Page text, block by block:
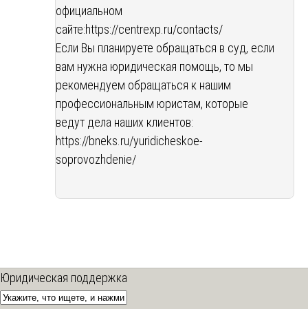
официальном
сайте:https://centrexp.ru/contacts/
Если Вы планируете обращаться в суд, если
вам нужна юридическая помощь, то мы
рекомендуем обращаться к нашим
профессиональным юристам, которые
ведут дела наших клиентов:
https://bneks.ru/yuridicheskoe-
soprovozhdenie/
Юридическая поддержка